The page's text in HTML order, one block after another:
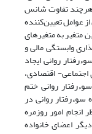
هرچند تفاوت شانس
عوامل تعیین‌کننده
متغیر به متغیرهای
وابستگی مالی و
روانی ایجاد
اقتصادی،
روانی ختم
سوءرفتار روانی در
امور روزمره
۱۹) وابسته به دیگر اعضای خانواده